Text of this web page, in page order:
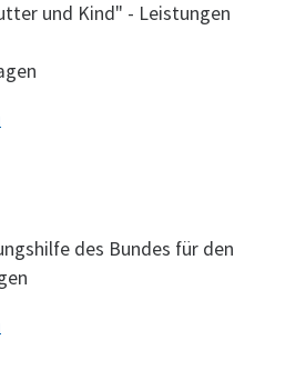
und Kind" - Leistungen
des Bundes für den